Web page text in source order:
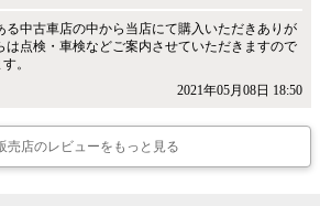
る中古車店の中から当店にて購入いただきありが
は点検・車検などご案内させていただきますので
。
2021年05月08日 18:50
売店のレビューをもっと見る